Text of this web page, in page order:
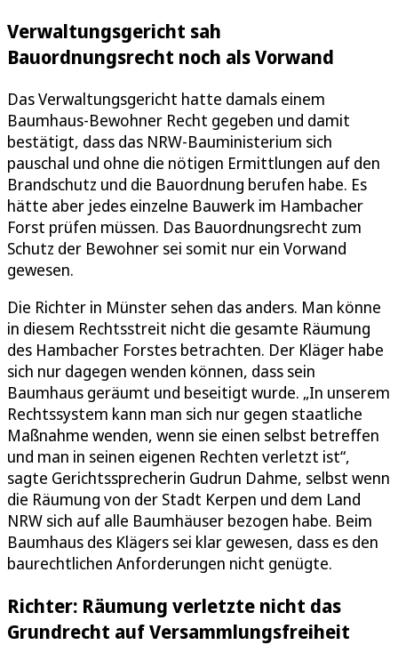
Verwaltungsgericht sah
Bauordnungsrecht noch als Vorwand
Das Verwaltungsgericht hatte damals einem
Baumhaus-Bewohner Recht gegeben und damit
bestätigt, dass das NRW-Bauministerium sich
pauschal und ohne die nötigen Ermittlungen auf den
Brandschutz und die Bauordnung berufen habe. Es
hätte aber jedes einzelne Bauwerk im Hambacher
Forst prüfen müssen. Das Bauordnungsrecht zum
Schutz der Bewohner sei somit nur ein Vorwand
gewesen.
Die Richter in Münster sehen das anders. Man könne
in diesem Rechtsstreit nicht die gesamte Räumung
des Hambacher Forstes betrachten. Der Kläger habe
sich nur dagegen wenden können, dass sein
Baumhaus geräumt und beseitigt wurde. „In unserem
Rechtssystem kann man sich nur gegen staatliche
Maßnahme wenden, wenn sie einen selbst betreffen
und man in seinen eigenen Rechten verletzt ist“,
sagte Gerichtssprecherin Gudrun Dahme, selbst wenn
die Räumung von der Stadt Kerpen und dem Land
NRW sich auf alle Baumhäuser bezogen habe. Beim
Baumhaus des Klägers sei klar gewesen, dass es den
baurechtlichen Anforderungen nicht genügte.
Richter: Räumung verletzte nicht das
Grundrecht auf Versammlungsfreiheit